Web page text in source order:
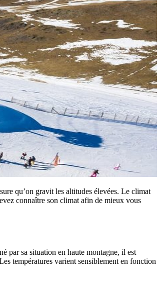
qu’on gravit les altitudes élevées. Le climat
connaître son climat afin de mieux vous
par sa situation en haute montagne, il est
températures varient sensiblement en fonction